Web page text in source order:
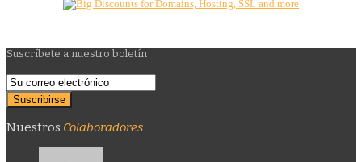
Suscríbete a nuestro boletín
Nuestros Colaboradores